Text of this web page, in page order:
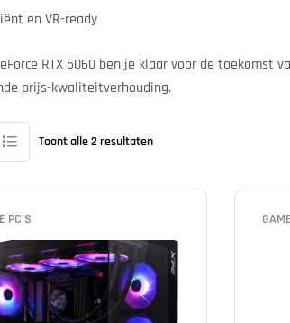
en VR-ready
RTX 5060 ben je klaar voor de
prijs-kwaliteitverhouding.
Toont alle 2 resultaten
PC'S